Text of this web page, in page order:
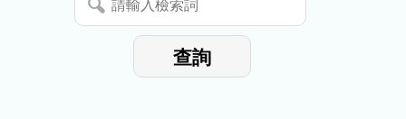
停
輸
查詢